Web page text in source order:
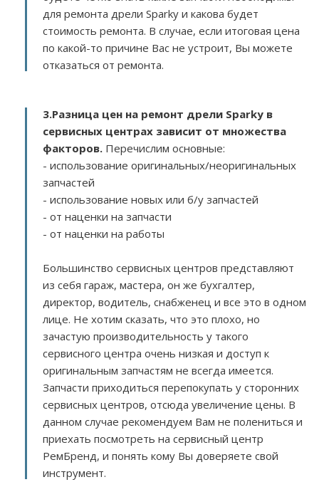
для ремонта дрели Sparky и какова будет
стоимость ремонта. В случае, если итоговая цена
по какой-то причине Вас не устроит, Вы можете
отказаться от ремонта.
3.Разница цен на ремонт дрели Sparky в
сервисных центрах зависит от множества
факторов. Перечислим основные:
- использование оригинальных/неоригинальных
запчастей
- использование новых или б/у запчастей
- от наценки на запчасти
- от наценки на работы
Большинство сервисных центров представляют
из себя гараж, мастера, он же бухгалтер,
директор, водитель, снабженец и все это в одном
лице. Не хотим сказать, что это плохо, но
зачастую производительность у такого
сервисного центра очень низкая и доступ к
оригинальным запчастям не всегда имеется.
Запчасти приходиться перепокупать у сторонних
сервисных центров, отсюда увеличение цены. В
данном случае рекомендуем Вам не полениться и
приехать посмотреть на сервисный центр
РемБренд, и понять кому Вы доверяете свой
инструмент.